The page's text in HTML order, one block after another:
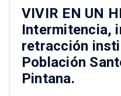
relegados y
[…]
VIVIR EN UN
Intermitencia,
retracción
Población
Pintana.